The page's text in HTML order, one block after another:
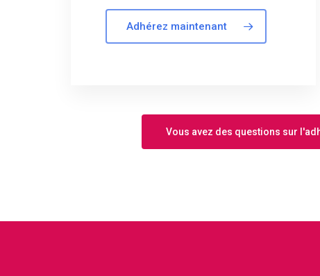
Adhérez maintenant
Vous avez des questions sur